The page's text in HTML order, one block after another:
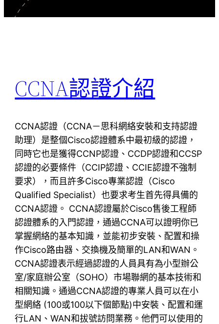
CCNA認證介紹
CCNA認證（CCNA－思科網絡安裝和支持認證
助理）是整個Cisco認證體系中最初級的認證，
同時它也是獲得CCNP認證、CCDP認證和CCSP
認證的必要條件（CCIP認證、CCIE認證不強制
要求），而且許多Cisco專業認證（Cisco
Qualified Specialist）也要求考生首先得具備的
CCNA認證。 CCNA認證屬於Cisco售後工程師
認證體系的入門認證，通過CCNA可以證明你已
掌握網絡的基本知識，並能初步安裝、配置和操
作Cisco路由器、交換機及簡單的LAN和WAN。
CCNA認證表示經過認證的人員具有為小型辦公
室/家庭辦公室（SOHO）市場聯網的基本技術和
相關知識。通過CCNA認證的專業人員可以在小
型網絡 (100或100以下個節點)中安裝、配置和運
行LAN、WAN和拔號訪問業務。他們可以使用的